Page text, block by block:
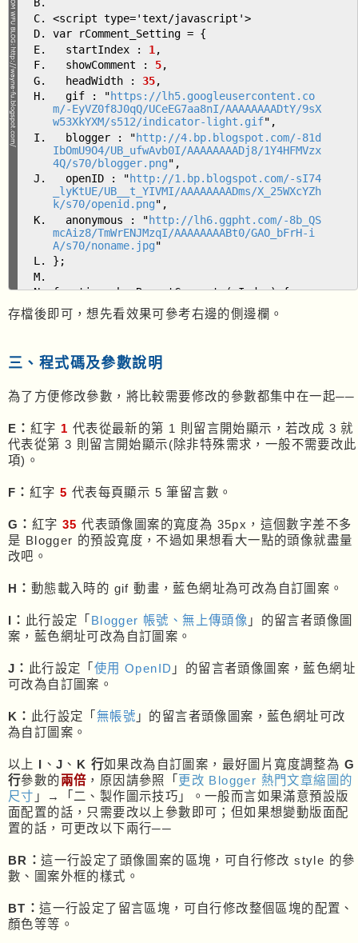
<script type='text/javascript'>
var rComment_Setting = {
startIndex : 1 ,
showComment : 5,
headWidth : 35,
gif : "https://lh5.googleusercontent.co
m/-EyVZ0f8J0qQ/UCeEG7aa8nI/AAAAAAAADtY/9sX
w53XkYXM/s512/indicator-light.gif",
blogger : "http://4.bp.blogspot.com/-81d
IbOmU9O4/UB_ufwAvb0I/AAAAAAAADj8/1Y4HFMVzx
4Q/s70/blogger.png",
openID : "http://1.bp.blogspot.com/-sI74
_lyKtUE/UB__t_YIVMI/AAAAAAAADms/X_25WXcYZh
k/s70/openid.png",
anonymous : "http://lh6.ggpht.com/-8b_QS
mcAiz8/TmWrENJMzqI/AAAAAAAABt0/GAO_bFrH-i
A/s70/noname.jpg"
};
function showRecentComments(nIndex) {
if(!nIndex) {nIndex = rComment_Setting.s
tartIndex;}
Comment_Setting.gif + '"/></center>';
orderby=published&start-index='+ nInde
x + '&max-results=' + (rComment_Setting.sh
back=generateComments';
var script = document.createElement('scr
script.setAttribute('type', 'text/javasc
ript');
document.documentElement.firstChild.appe
ndChild(script);
}
function compareentry(a,b) {
ce(/^(\d{4})-(\d{2})-(\d{2})T([0-9:]*)([.0
-9]*)(.)(.*)$/, '$1/$2/$3 $4 GMT')) - Dat
e.parse(b.published.$t.replace(/^(\d{4})-
$/, '$1/$2/$3 $4 GMT'));
return 0-order;
function generateCommentLink(nFetch, nIn
dex, nTotalComment) {
showComment);
if (bOld) nFetch = rComment_Setting.sh
owComment;
var sResult = '<p align="right">Recen
t '+nIndex+'-'+(nIndex+nFetch-1)+', tota
l: '+nTotalComment+'.&nbsp;&nbsp;';
ex)
sResult += '<a href="javascript:showRe
centComments('+(nIndex-rComment_Setting.sh
t;&lt;</a>&nbsp;&nbsp;';
if (bOld)
存檔後即可，想先看效果可參考右邊的側邊欄。
三、程式碼及參數說明
為了方便修改參數，將比較需要修改的參數都集中在一起──
E： 紅字 1 代表從最新的第 1 則留言開始顯示，若改成 3 就
代表從第 3 則留言開始顯示(除非特殊需求，一般不需要改此
項)。
F： 紅字5 代表每頁顯示 5 筆留言數。
G： 紅字35 代表頭像圖案的寬度為 35px，這個數字差不多
是 Blogger 的預設寬度，不過如果想看大一點的頭像就盡量
改吧。
H： 動態載入時的 gif 動畫，藍色網址為可改為自訂圖案。
I： 此行設定「 Blogger 帳號、無上傳頭像 」的留言者頭像圖
案，藍色網址可改為自訂圖案。
J： 此行設定「 使用 OpenID 」的留言者頭像圖案，藍色網址
可改為自訂圖案。
K： 此行設定「 無帳號 」的留言者頭像圖案，藍色網址可改
為自訂圖案。
以上 I 、J 、 K 行如果改為自訂圖案，最好圖片寬度調整為 G
行參數的兩倍 ，原因請參照「 更改 Blogger 熱門文章縮圖的
尺寸 」→「二、製作圖示技巧」。一般而言如果滿意預設版
面配置的話，只需要改以上參數即可；但如果想變動版面配
置的話，可更改以下兩行──
BR：這一行設定了頭像圖案的區塊，可自行修改 style 的參
數、圖案外框的樣式。
BT：這一行設定了留言區塊，可自行修改整個區塊的配置、
顏色等等。